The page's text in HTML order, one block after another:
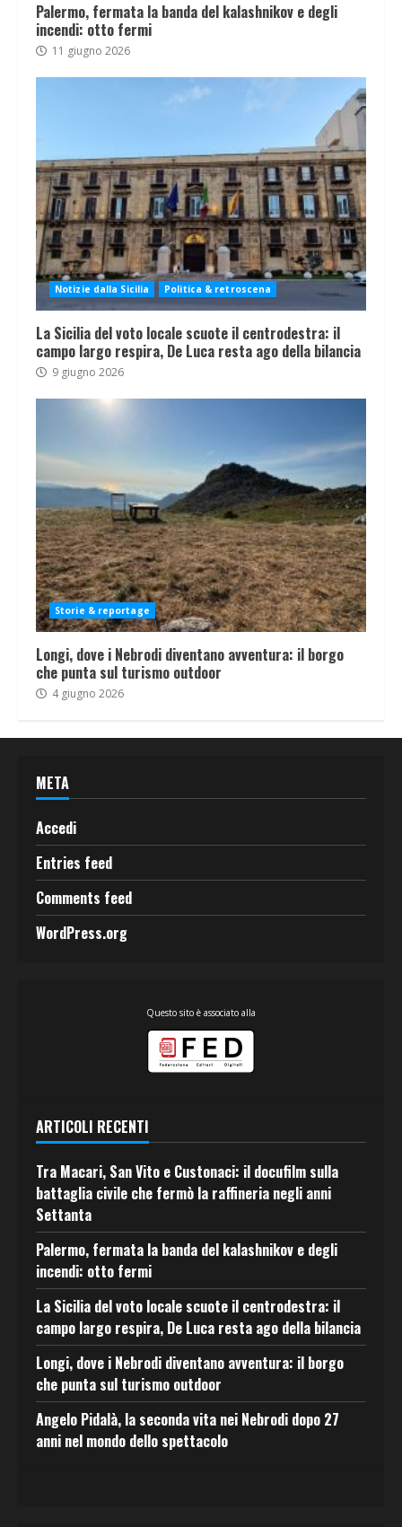
Palermo, fermata la banda del kalashnikov e degli
incendi: otto fermi
11 giugno 2026
Notizie dalla Sicilia Politica & retroscena
La Sicilia del voto locale scuote il centrodestra: il
campo largo respira, De Luca resta ago della bilancia
9 giugno 2026
Storie & reportage
Longi, dove i Nebrodi diventano avventura: il borgo
che punta sul turismo outdoor
4 giugno 2026
META
Accedi
Entries feed
Comments feed
WordPress.org
Questo sito è associato alla
ARTICOLI RECENTI
Tra Macari, San Vito e Custonaci: il docufilm sulla
battaglia civile che fermò la raffineria negli anni
Settanta
Palermo, fermata la banda del kalashnikov e degli
incendi: otto fermi
La Sicilia del voto locale scuote il centrodestra: il
campo largo respira, De Luca resta ago della bilancia
Longi, dove i Nebrodi diventano avventura: il borgo
che punta sul turismo outdoor
Angelo Pidalà, la seconda vita nei Nebrodi dopo 27
anni nel mondo dello spettacolo